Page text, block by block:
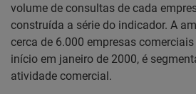
volume de consultas de cada
construída a série do indicador. A
cerca de 6.000 empresas
início em janeiro de 2000, é
atividade comercial.